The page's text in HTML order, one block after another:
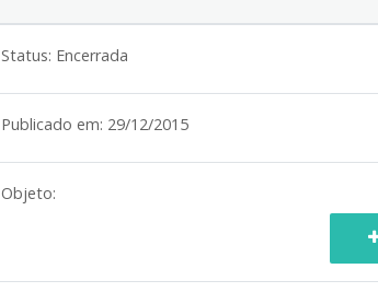
Status: Encerrada
Publicado em: 29/12/2015
Objeto: